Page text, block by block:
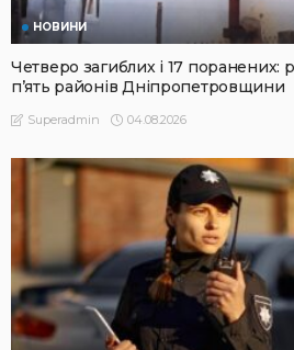
НОВИНИ
Четверо загиблих і 17 поранених:
п’ять районів Дніпропетровщини
Superadmin 04.08.2026